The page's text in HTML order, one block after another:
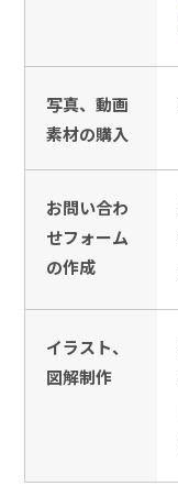
写真、動画
素材の購入
お問い合わ
せフォーム
の作成
イラスト、
図解制作